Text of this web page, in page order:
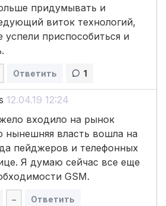
придумывать и
виток технологий,
успели приспособиться и
Ответить 1
12.04.19 12:24
входило на рынок
нынешняя власть вошла на
пейджеров и телефонных
Я думаю сейчас все еще
GSM.
– Ответить